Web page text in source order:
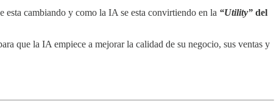
esta cambiando y como la IA se esta convirtiendo en la “Utility” del
que la IA empiece a mejorar la calidad de su negocio, sus ventas y